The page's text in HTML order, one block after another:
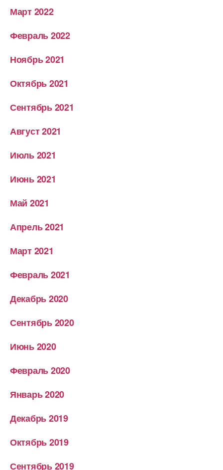
Март 2022
Февраль 2022
Ноябрь 2021
Октябрь 2021
Сентябрь 2021
Август 2021
Июль 2021
Июнь 2021
Май 2021
Апрель 2021
Март 2021
Февраль 2021
Декабрь 2020
Сентябрь 2020
Июнь 2020
Февраль 2020
Январь 2020
Декабрь 2019
Октябрь 2019
Сентябрь 2019